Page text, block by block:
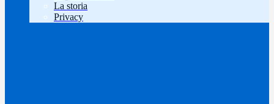
La storia
Privacy